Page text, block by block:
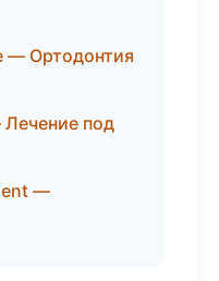
— Ортодонтия
под
—